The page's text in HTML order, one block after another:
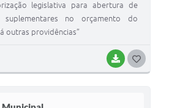
BAIXAR
legislativa para abertura de
suplementares no orçamento do
outras providências”